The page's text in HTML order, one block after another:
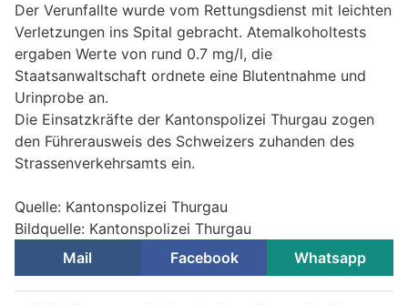
Der Verunfallte wurde vom Rettungsdienst mit leichten
Verletzungen ins Spital gebracht. Atemalkoholtests
ergaben Werte von rund 0.7 mg/l, die
Staatsanwaltschaft ordnete eine Blutentnahme und
Urinprobe an.
Die Einsatzkräfte der Kantonspolizei Thurgau zogen
den Führerausweis des Schweizers zuhanden des
Strassenverkehrsamts ein.
Quelle: Kantonspolizei Thurgau
Bildquelle: Kantonspolizei Thurgau
Mail
Facebook Whatsapp